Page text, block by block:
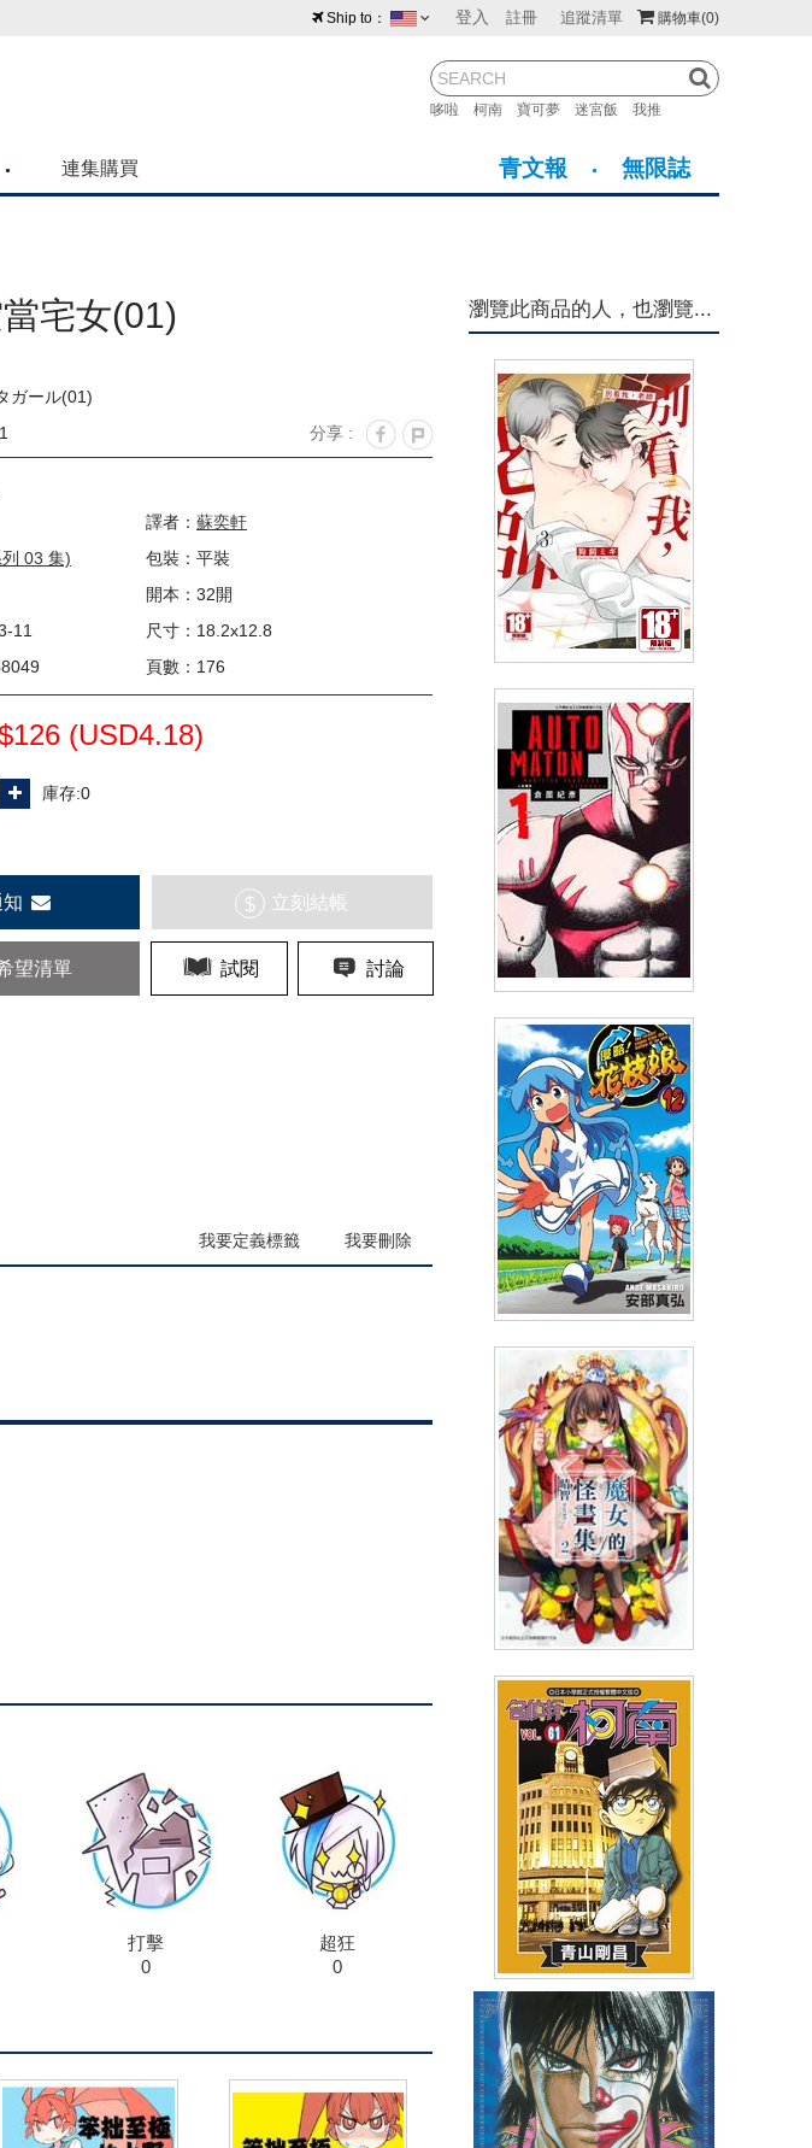
購物車(0)
登入 註冊 追蹤清單
哆啦 柯南 寶可夢 迷宮飯 我推
Ship to：
紐西蘭 馬來西亞
菲律賓
連集購買 青文報 無限誌
宅女(01)
ガール(01)
分享 :
譯者： 蘇奕軒
03 集)
包裝：平裝
開本：32開
11
尺寸：18.2x12.8
頁數：176
(USD4.18)
庫存:0
$ 立刻結帳
望清單 試閱 討論
我要定義標籤 我要刪除
打擊
0
超狂
0
瀏覽此商品的人，也瀏覽...
(預購)別看我，老師(03)
NT$140 90折 NT$126 (USD4.18)
AUTOMATON 人形機甲(01)
NT$140 90折 NT$126 (USD4.18)
侵略！花枝娘(12)
NT$95 91折 NT$86 (USD2.86)
魔女的怪畫集(02)
NT$99 91折 NT$90 (USD2.99)
名偵探柯南(61)
NT$105 90折 NT$95 (USD3.15)